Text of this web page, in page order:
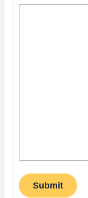
Submit